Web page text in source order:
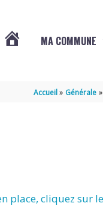
MA COMMUNE
Accueil Générale
place, cliquez sur